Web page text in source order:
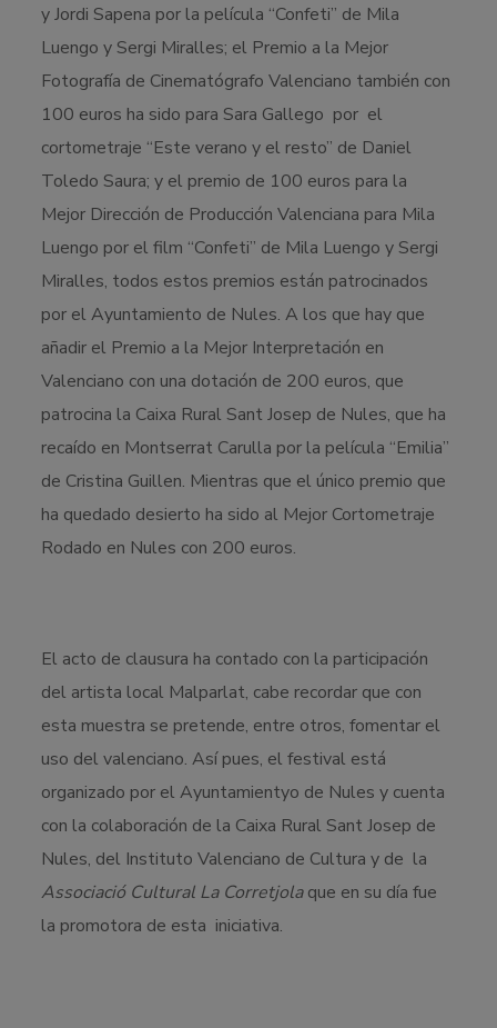
y Jordi Sapena por la película “Confeti” de Mila
Luengo y Sergi Miralles; el Premio a la Mejor
Fotografía de Cinematógrafo Valenciano también con
100 euros ha sido para Sara Gallego por el
cortometraje “Este verano y el resto” de Daniel
Toledo Saura; y el premio de 100 euros para la
Mejor Dirección de Producción Valenciana para Mila
Luengo por el film “Confeti” de Mila Luengo y Sergi
Miralles, todos estos premios están patrocinados
por el Ayuntamiento de Nules. A los que hay que
añadir el Premio a la Mejor Interpretación en
Valenciano con una dotación de 200 euros, que
patrocina la Caixa Rural Sant Josep de Nules, que ha
recaído en Montserrat Carulla por la película “Emilia”
de Cristina Guillen. Mientras que el único premio que
ha quedado desierto ha sido al Mejor Cortometraje
Rodado en Nules con 200 euros.
El acto de clausura ha contado con la participación
del artista local Malparlat, cabe recordar que con
esta muestra se pretende, entre otros, fomentar el
uso del valenciano. Así pues, el festival está
organizado por el Ayuntamientyo de Nules y cuenta
con la colaboración de la Caixa Rural Sant Josep de
Nules, del Instituto Valenciano de Cultura y de la
Associació Cultural La Corretjolaque en su día fue
la promotora de esta iniciativa.